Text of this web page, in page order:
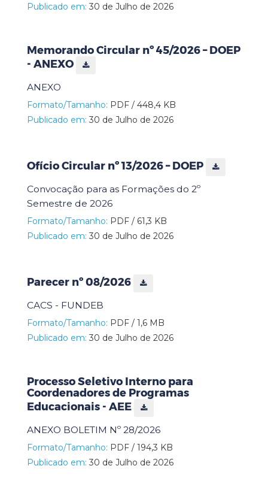
Publicado em: 30 de Julho de 2026
Memorando Circular nº 45/2026 – DOEP
- ANEXO
ANEXO
Formato/Tamanho: PDF / 448,4 KB
Publicado em: 30 de Julho de 2026
Ofício Circular nº 13/2026 – DOEP
Convocação para as Formações do 2º
Semestre de 2026
Formato/Tamanho: PDF / 61,3 KB
Publicado em: 30 de Julho de 2026
Parecer nº 08/2026
CACS - FUNDEB
Formato/Tamanho: PDF / 1,6 MB
Publicado em: 30 de Julho de 2026
Processo Seletivo Interno para
Coordenadores de Programas
Educacionais - AEE
ANEXO BOLETIM Nº 28/2026
Formato/Tamanho: PDF / 194,3 KB
Publicado em: 30 de Julho de 2026